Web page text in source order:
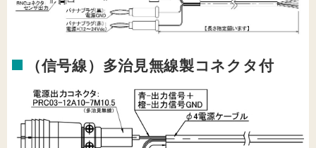
（信号線）多治見無線製コネクタ付